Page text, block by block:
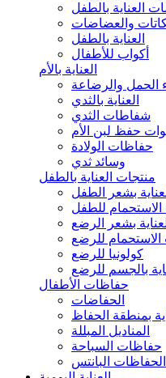
العناية بالطفل
والعضاضات
العناية بالطفل
أكواب للأطفال
العناية بالأم
الحمل والرضاعة
العناية بالثدي
شفاطات الثدي
حفظ لبن الأم
حفاظات الولادة
وسائد ثدي
منتجات العناية بالطفل
بشعر الطفل
للطفل
بشعر الرضع
للرضع
كولونيا للرضع
بالجسم للرضع
حفاظات الأطفال
الحفاضات
بمنطقة الحفاظ
المناديل المبللة
حفاظات السباحة
الحفاظات البانتس